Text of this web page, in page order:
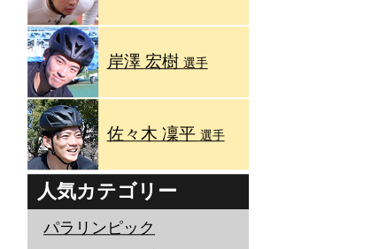
岸澤 宏樹 選手
佐々木 凜平 選手
人気カテゴリー
パラリンピック